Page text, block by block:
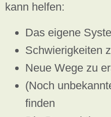
kann helfen:
Das eigene
Schwierigkeiten
Neue Wege zu
(Noch
finden